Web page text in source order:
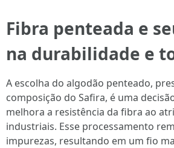
Fibra penteada e
na durabilidade e
A escolha do algodão penteado,
composição do Safira, é uma
melhora a resistência da fibra ao
industriais. Esse processamento
impurezas, resultando em um fio